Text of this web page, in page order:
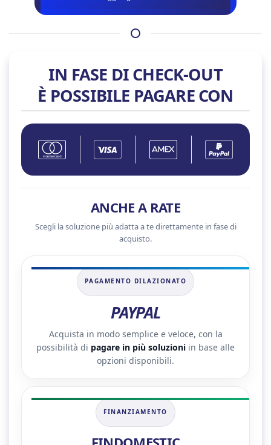
RTX
5070
By
MSI
quantità
IN FASE DI CHECK-OUT
È POSSIBILE PAGARE CON
ANCHE A RATE
Scegli la soluzione più adatta a te direttamente in fase di
acquisto.
PAGAMENTO DILAZIONATO
PAYPAL
Acquista in modo semplice e veloce, con la
possibilità di pagare in più soluzioni in base alle
opzioni disponibili.
FINANZIAMENTO